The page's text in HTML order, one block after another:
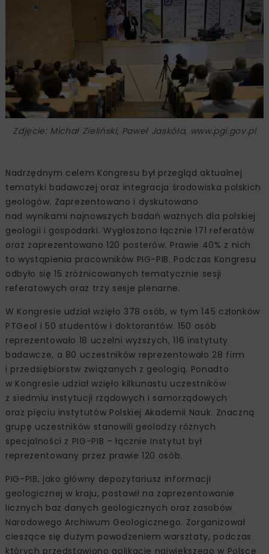
Zdjęcie: Michał Zieliński, Paweł Jaskóła, www.pgi.gov.pl
Nadrzędnym celem Kongresu był przegląd aktualnej
tematyki badawczej oraz integracja środowiska polskich
geologów. Zaprezentowano i dyskutowano
nad wynikami najnowszych badań ważnych dla polskiej
geologii i gospodarki. Wygłoszono łącznie 171 referatów
oraz zaprezentowano 120 posterów. Prawie 40% z nich
to wystąpienia pracowników PIG-PIB. Podczas Kongresu
odbyło się 15 zróżnicowanych tematycznie sesji
referatowych oraz trzy sesje plenarne.
W Kongresie udział wzięło 378 osób, w tym 145 członków
PTGeol i 50 studentów i doktorantów. 150 osób
reprezentowało 18 uczelni wyższych, 116 instytuty
badawcze, a 80 uczestników reprezentowało 28 firm
i przedsiębiorstw związanych z geologią. Ponadto
w Kongresie udział wzięło kilkunastu uczestników
z siedmiu instytucji rządowych i samorządowych
oraz pięciu instytutów Polskiej Akademii Nauk. Znaczną
grupę uczestników stanowili geolodzy różnych
specjalności z PIG-PIB – łącznie Instytut był
reprezentowany przez prawie 120 osób.
PIG-PIB, jako główny depozytariusz informacji
geologicznej w kraju, postawił na zaprezentowanie
licznych baz danych geologicznych oraz zasobów
Narodowego Archiwum Geologicznego. Zorganizował
cieszące się dużym powodzeniem warsztaty, podczas
których przedstawiono aplikacje największego w Polsce